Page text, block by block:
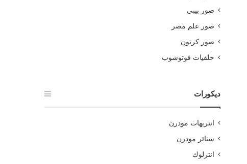
صور بيبي
صور علم مصر
صور كرتون
خلفيات فوتوشوب
ديكورات
انتريهات مودرن
ستائر مودرن
انترلوك